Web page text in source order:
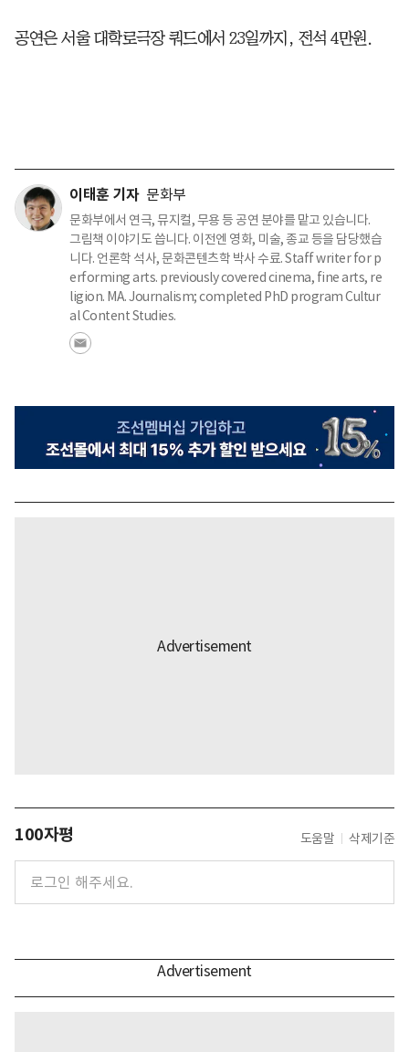
공연은 서울 대학로극장 쿼드에서 23일까지, 전석 4만원.
이태훈 기자 문화부
문화부에서 연극, 뮤지컬, 무용 등 공연 분야를 맡고 있습니다.
그림책 이야기도 씁니다. 이전엔 영화, 미술, 종교 등을 담당했습
니다. 언론학 석사, 문화콘텐츠학 박사 수료. Staff writer for p
erforming arts. previously covered cinema, fine arts, re
ligion. MA. Journalism; completed PhD program Cultur
al Content Studies.
100자평 도움말 삭제기준